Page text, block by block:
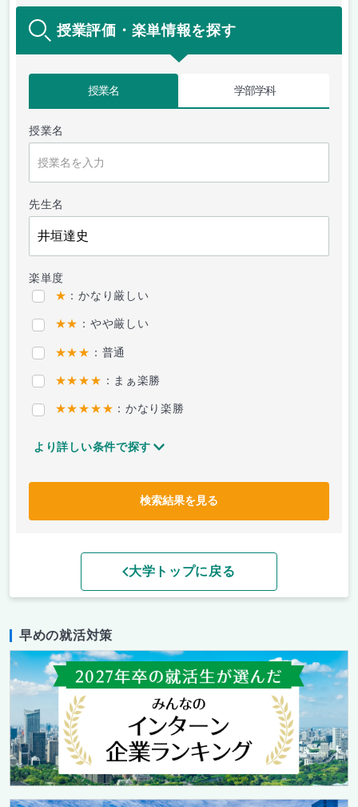
授業評価・楽単情報を探す
授業名 学部学科
授業名
先生名
楽単度
★ ：かなり厳しい
★★ ：やや厳しい
★★★ ：普通
★★★★ ：まぁ楽勝
★★★★★ ：かなり楽勝
より詳しい条件で探す
検索結果を見る
大学トップに戻る
早めの就活対策